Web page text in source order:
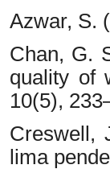
Azwar, S.
Chan, G.
quality of
10(5),
Creswell,
lima